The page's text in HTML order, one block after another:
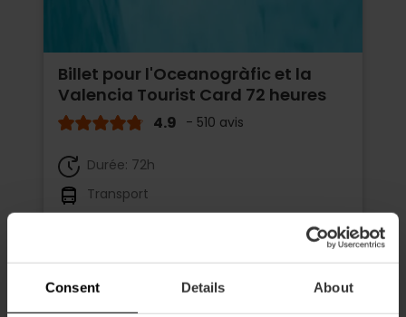
Consent Details About
Billet pour l'Oceanogràfic et la
Valencia Tourist Card 72 heures
4.9 - 510 avis
Durée: 72h
Transport